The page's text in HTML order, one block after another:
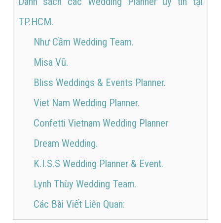
TP.HCM.
Như Cầm Wedding Team.
Misa Vũ.
Bliss Weddings & Events Planner.
Viet Nam Wedding Planner.
Confetti Vietnam Wedding Planner
Dream Wedding.
K.I.S.S Wedding Planner & Event.
Lynh Thùy Wedding Team.
Các Bài Viết Liên Quan: